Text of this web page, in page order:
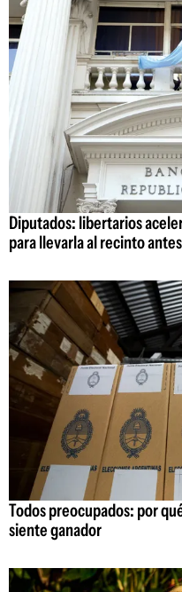
Diputados: libertarios
para llevarla al recinto
Todos preocupados: por
siente ganador